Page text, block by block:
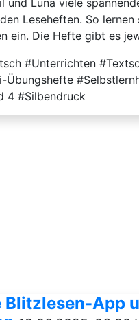
und Luna viele
Leseheften. So
ein. Die Hefte gibt es
#Unterrichten
Übungshefte
4 #Silbendruck
Blitzlesen-App